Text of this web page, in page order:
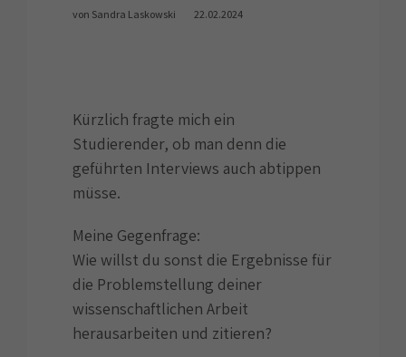
von Sandra Laskowski 22.02.2024
Kürzlich fragte mich ein
Studierender, ob man denn die
geführten Interviews auch abtippen
müsse.
Meine Gegenfrage:
Wie willst du sonst die Ergebnisse für
die Problemstellung deiner
wissenschaftlichen Arbeit
herausarbeiten und zitieren?